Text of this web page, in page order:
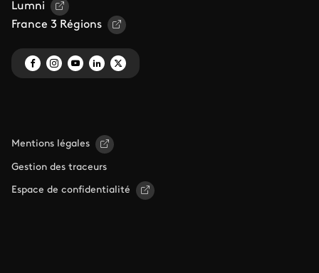
Lumni
France 3 Régions
Mentions légales
Gestion des traceurs
Espace de confidentialité